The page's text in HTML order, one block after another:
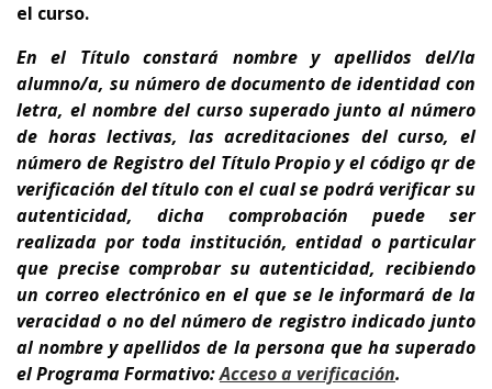
el curso.
En el Títuloconstará nombre y apellidos del/la
alumno/a, su número de documento de identidad con
letra, el nombre del curso superado junto al número
de horas lectivas, las acreditaciones del curso, el
número de Registro del Título Propio y el código qr de
verificación del título con el cual se podrá verificar su
autenticidad, dicha comprobación puede ser
realizada por toda institución, entidad o particular
que precise comprobar su autenticidad, recibiendo
un correo electrónico en el que se le informará de la
veracidad o no del número de registro indicado junto
al nombre y apellidos de la persona que ha superado
el Programa Formativo:Acceso a verificación.